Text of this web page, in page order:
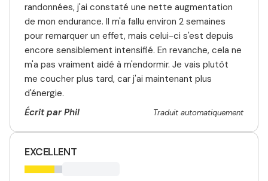
randonnées, j'ai constaté une nette augmentation
de mon endurance. Il m'a fallu environ 2 semaines
pour remarquer un effet, mais celui-ci s'est depuis
encore sensiblement intensifié. En revanche, cela ne
m'a pas vraiment aidé à m'endormir. Je vais plutôt
me coucher plus tard, car j'ai maintenant plus
d'énergie.
Écrit par Phil
Traduit automatiquement
EXCELLENT